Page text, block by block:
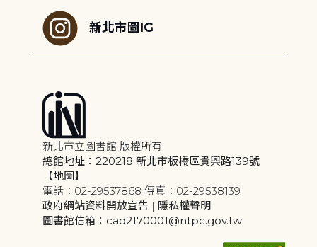
新北市圖IG
新北市立圖書館 版權所有
總館地址：220218 新北市板橋區貴興路139號
【地圖】
電話：02-29537868 傳真：02-29538139
政府網站資料開放宣告 | 隱私權聲明
圖書館信箱：cad2170001@ntpc.gov.tw